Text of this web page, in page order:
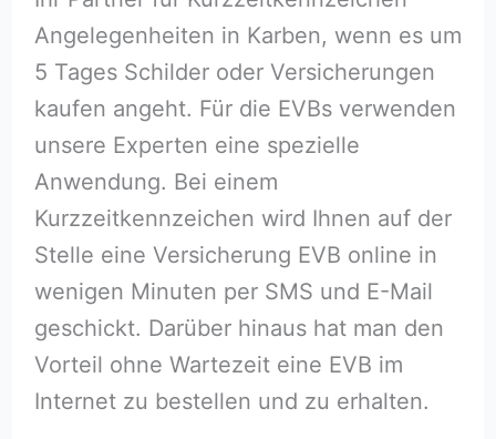
Angelegenheiten in Karben, wenn es um
5 Tages Schilder oder Versicherungen
kaufen angeht. Für die EVBs verwenden
unsere Experten eine spezielle
Anwendung. Bei einem
Kurzzeitkennzeichen wird Ihnen auf der
Stelle eine Versicherung EVB online in
wenigen Minuten per SMS und E-Mail
geschickt. Darüber hinaus hat man den
Vorteil ohne Wartezeit eine EVB im
Internet zu bestellen und zu erhalten.